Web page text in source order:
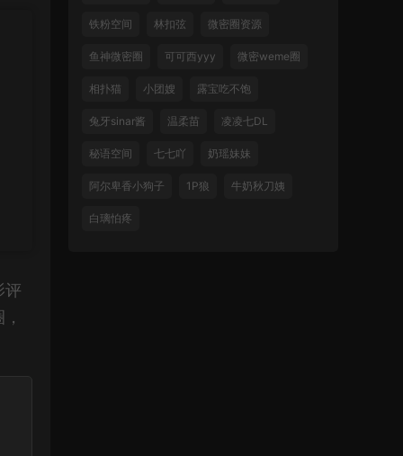
评
铁粉空间 林扣弦 微密圈资源
鱼神微密圈 可可西yyy 微密weme圈
相扑猫 小团嫂 露宝吃不饱
兔牙sinar酱 温柔苗 凌凌七DL
秘语空间 七七吖 奶瑶妹妹
阿尔卑香小狗子 1P狼 牛奶秋刀姨
白璃怕疼